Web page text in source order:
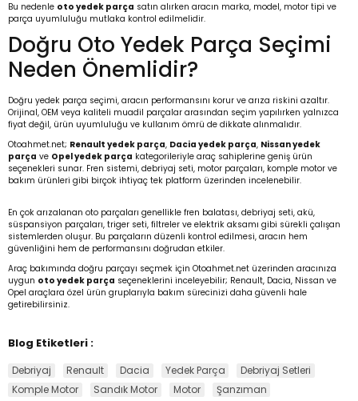
Bu nedenle oto yedek parça satın alırken aracın marka, model, motor tipi ve
parça uyumluluğu mutlaka kontrol edilmelidir.
Doğru Oto Yedek Parça Seçimi
Neden Önemlidir?
Doğru yedek parça seçimi, aracın performansını korur ve arıza riskini azaltır.
Orijinal, OEM veya kaliteli muadil parçalar arasından seçim yapılırken yalnızca
fiyat değil, ürün uyumluluğu ve kullanım ömrü de dikkate alınmalıdır.
Otoahmet.net; Renault yedek parça, Dacia yedek parça, Nissan yedek
parça ve Opel yedek parça kategorileriyle araç sahiplerine geniş ürün
seçenekleri sunar. Fren sistemi, debriyaj seti, motor parçaları, komple motor ve
bakım ürünleri gibi birçok ihtiyaç tek platform üzerinden incelenebilir.
En çok arızalanan oto parçaları genellikle fren balatası, debriyaj seti, akü,
süspansiyon parçaları, triger seti, filtreler ve elektrik aksamı gibi sürekli çalışan
sistemlerden oluşur. Bu parçaların düzenli kontrol edilmesi, aracın hem
güvenliğini hem de performansını doğrudan etkiler.
Araç bakımında doğru parçayı seçmek için Otoahmet.net üzerinden aracınıza
uygun oto yedek parça seçeneklerini inceleyebilir; Renault, Dacia, Nissan ve
Opel araçlara özel ürün gruplarıyla bakım sürecinizi daha güvenli hale
getirebilirsiniz.
Blog Etiketleri :
Debriyaj Renault Dacia Yedek Parça
Debriyaj Setleri
Komple Motor
Sandık Motor Motor
Şanzıman